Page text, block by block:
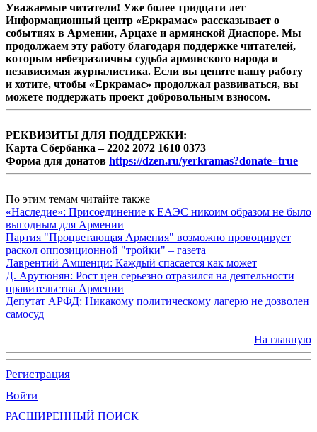
Уважаемые читатели! Уже более тридцати лет
Информационный центр «Еркрамас» рассказывает о
событиях в Армении, Арцахе и армянской Диаспоре. Мы
продолжаем эту работу благодаря поддержке читателей,
которым небезразличны судьба армянского народа и
независимая журналистика. Если вы цените нашу работу
и хотите, чтобы «Еркрамас» продолжал развиваться, вы
можете поддержать проект добровольным взносом.
РЕКВИЗИТЫ ДЛЯ ПОДДЕРЖКИ:
Карта Сбербанка – 2202 2072 1610 0373
Форма для донатов https://dzen.ru/yerkramas?donate=true
По этим темам читайте также
«Наследие»: Присоединение к ЕАЭС никоим образом не было
выгодным для Армении
Партия "Процветающая Армения" возможно провоцирует
раскол оппозиционной "тройки" – газета
Лаврентий Амшенци: Каждый спасается как может
Д. Арутюнян: Рост цен серьезно отразился на деятельности
правительства Армении
Депутат АРФД: Никакому политическому лагерю не дозволен
самосуд
На главную
Регистрация
Войти
РАСШИРЕННЫЙ ПОИСК